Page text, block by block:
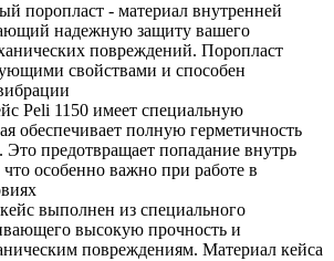
поропласт - материал внутренней
надежную защиту вашего
повреждений. Поропласт
свойствами и способен
Peli 1150 имеет специальную
обеспечивает полную герметичность
Это предотвращает попадание внутрь
особенно важно при работе в
выполнен из специального
высокую прочность и
повреждениям. Материал кейса